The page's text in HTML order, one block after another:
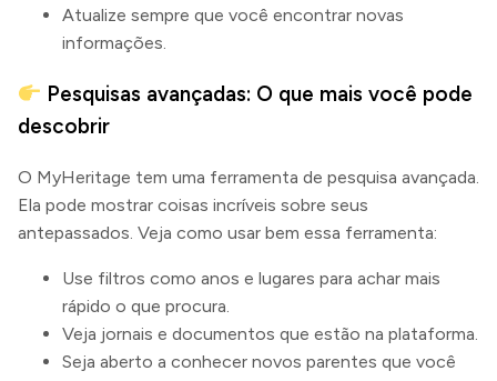
Atualize sempre que você encontrar novas
informações.
Pesquisas avançadas: O que mais você pode
descobrir
O MyHeritage tem uma ferramenta de pesquisa avançada.
Ela pode mostrar coisas incríveis sobre seus
antepassados. Veja como usar bem essa ferramenta:
Use filtros como anos e lugares para achar mais
rápido o que procura.
Veja jornais e documentos que estão na plataforma.
Seja aberto a conhecer novos parentes que você